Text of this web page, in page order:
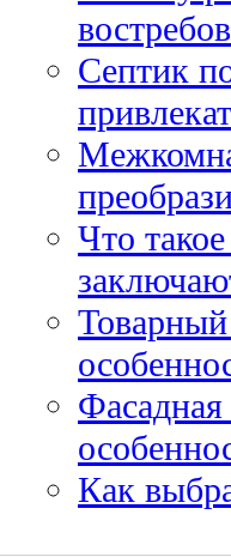
Септик
Что
Фасадная
Как